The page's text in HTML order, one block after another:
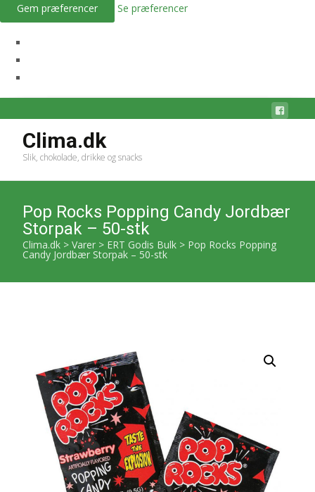
Gem præferencer Se præferencer
Clima.dk
Slik, chokolade, drikke og snacks
Pop Rocks Popping Candy Jordbær
Storpak – 50-stk
Clima.dk > Varer > ERT Godis Bulk > Pop Rocks Popping
Candy Jordbær Storpak – 50-stk